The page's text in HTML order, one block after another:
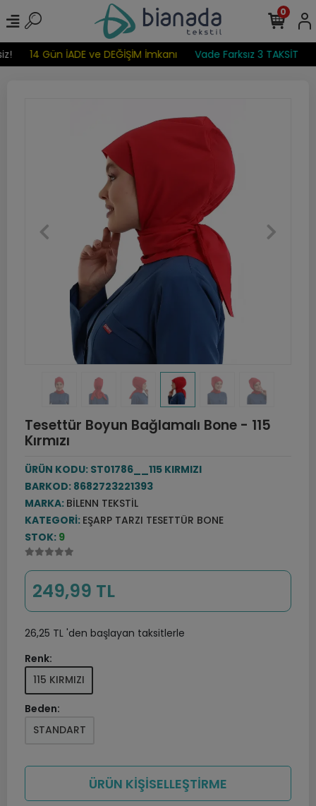
14 Gün İADE ve DEĞİŞİM İmkanı Vade Farksız 3 TAKSİT
0
Tesettür Boyun Bağlamalı Bone - 115
Kırmızı
ÜRÜN KODU: ST01786__115 KIRMIZI
BARKOD: 8682723221393
MARKA: BILENN TEKSTIL
KATEGORI: EŞARP TARZI TESETTÜR BONE
STOK: 9
249,99 TL
26,25 TL 'den başlayan taksitlerle
Renk:
115 KIRMIZI
Beden:
STANDART
ÜRÜN KİŞİSELLEŞTİRME